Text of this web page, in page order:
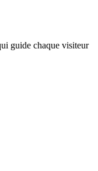
guide chaque visiteur